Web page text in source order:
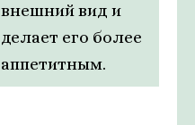
внешний вид и
делает его более
аппетитным.